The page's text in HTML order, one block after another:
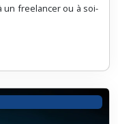
freelancer ou à soi-